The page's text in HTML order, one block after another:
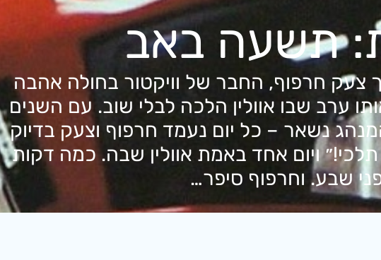
תשעה באב
כך צעק חרפוף, החבר של וויקטור בחולה אהבה
ערב שבו אוולין הלכה לבלי שוב. עם השנים
נשאר – כל יום נעמד חרפוף וצעק בדיוק
תלכי!״ ויום אחד באמת אוולין שבה. כמה דקות
שבע. וחרפוף סיפר…